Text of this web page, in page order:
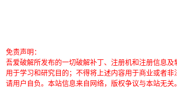
免责声明：
吾爱破解所发布的一切破解补丁、注册机和注册信息
用于学习和研究目的；不得将上述内容用于商业或者
请用户自负。本站信息来自网络，版权争议与本站无